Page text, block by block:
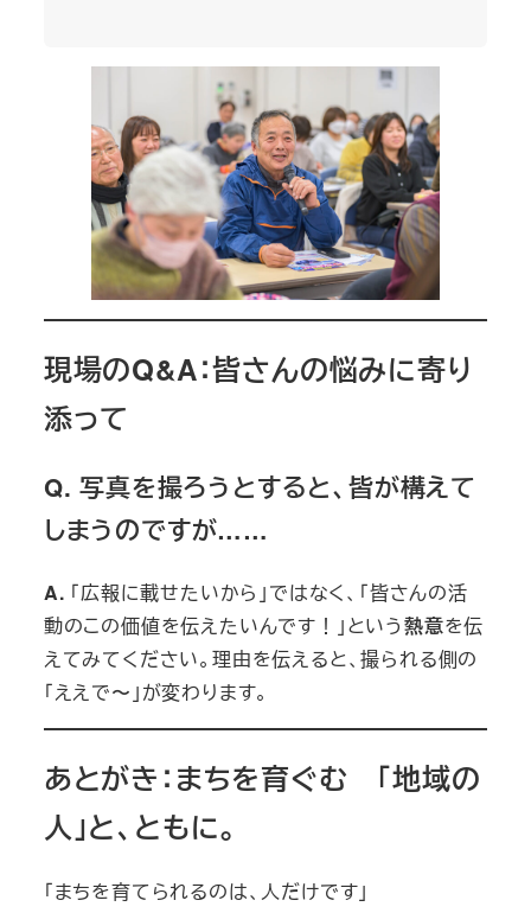
現場のQ&A：皆さんの悩みに寄り
添って
Q. 写真を撮ろうとすると、皆が構えて
しまうのですが……
A. 「広報に載せたいから」ではなく、「皆さんの活
動のこの価値を伝えたいんです！」という熱意を伝
えてみてください。理由を伝えると、撮られる側の
「ええで〜」が変わります。
あとがき：まちを育ぐむ 「地域の
人」と、ともに。
「まちを育てられるのは、人だけです」